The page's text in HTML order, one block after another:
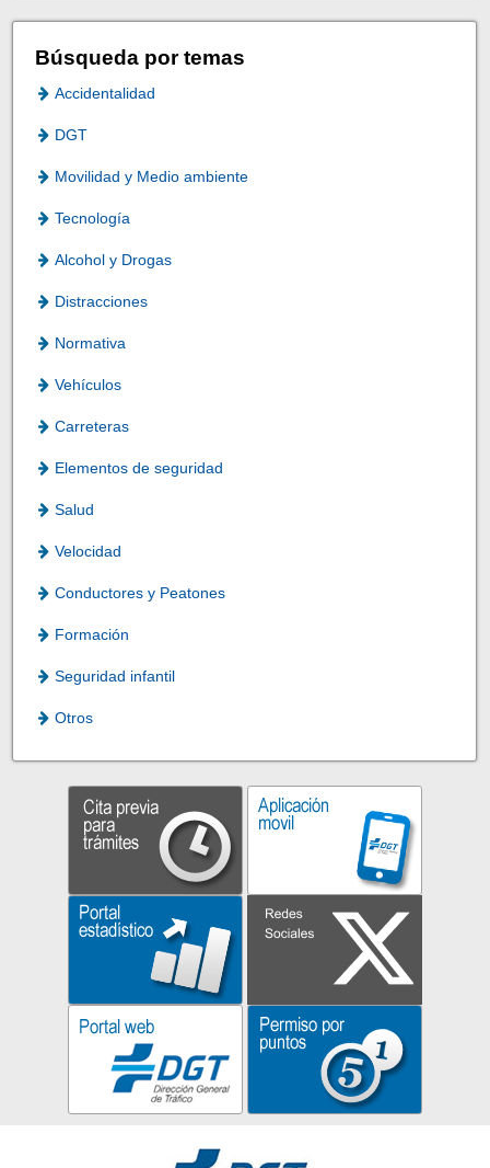
Búsqueda por temas
Accidentalidad
DGT
Movilidad y Medio ambiente
Tecnología
Alcohol y Drogas
Distracciones
Normativa
Vehículos
Carreteras
Elementos de seguridad
Salud
Velocidad
Conductores y Peatones
Formación
Seguridad infantil
Otros